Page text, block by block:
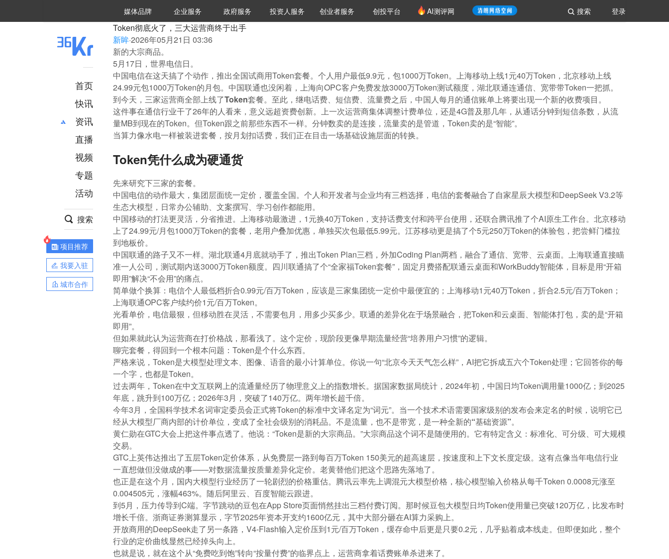
登录
搜索
媒体品牌 36Kr研究院
企业服务 城市之窗
政府服务 VClub投资机构库
投资机构职位推介
投资人服务 创投氪堂
创业者服务 创投平台 AI测评网
首页
快讯
资讯
推荐
财经
项目推荐
安徽
直播
视频
专题
活动
搜索
项目推荐
我要入驻
城市合作
Token彻底火了，三大运营商终于出手
新眸·2026年05月21日 03:36
新的大宗商品。
5月17日，世界电信日。
中国电信在这天搞了个动作，推出全国试商用Token套餐。个人用户最低9.9元，包1000万Token。上海移动上线1元40万Token，北京移动上线
24.99元包1000万Token的月包。中国联通也没闲着，上海向OPC客户免费发放3000万Token测试额度，湖北联通连通信、宽带带Token一把抓。
到今天，三家运营商全部上线了Token套餐。至此，继电话费、短信费、流量费之后，中国人每月的通信账单上将要出现一个新的收费项目。
这件事在通信行业干了26年的人看来，意义远超资费创新。上一次运营商集体调整计费单位，还是4G普及那几年，从通话分钟到短信条数，从流
量MB到现在的Token。但Token跟之前那些东西不一样。分钟数卖的是连接，流量卖的是管道，Token卖的是“智能”。
当算力像水电一样被装进套餐，按月划扣话费，我们正在目击一场基础设施层面的转换。
Token凭什么成为硬通货
先来研究下三家的套餐。
中国电信的动作最大，集团层面统一定价，覆盖全国。个人和开发者与企业均有三档选择，电信的套餐融合了自家星辰大模型和DeepSeek V3.2等
生态大模型，日常办公辅助、文案撰写、学习创作都能用。
中国移动的打法更灵活，分省推进。上海移动最激进，1元换40万Token，支持话费支付和跨平台使用，还联合腾讯推了个AI原生工作台。北京移动
上了24.99元/月包1000万Token的套餐，老用户叠加优惠，单独买次包最低5.99元。江苏移动更是搞了个5元250万Token的体验包，把尝鲜门槛拉
到地板价。
中国联通的路子又不一样。湖北联通4月底就动手了，推出Token Plan三档，外加Coding Plan两档，融合了通信、宽带、云桌面。上海联通直接瞄
准一人公司，测试期内送3000万Token额度。四川联通搞了个“全家福Token套餐”，固定月费搭配联通云桌面和WorkBuddy智能体，目标是用“开箱
即用”解决“不会用”的痛点。
简单做个换算：电信个人最低档折合0.99元/百万Token，应该是三家集团统一定价中最便宜的；上海移动1元40万Token，折合2.5元/百万Token；
上海联通OPC客户续约价1元/百万Token。
光看单价，电信最狠，但移动胜在灵活，不需要包月，用多少买多少。联通的差异化在于场景融合，把Token和云桌面、智能体打包，卖的是“开箱
即用”。
但如果就此认为运营商在打价格战，那看浅了。这个定价，现阶段更像早期流量经营“培养用户习惯”的逻辑。
聊完套餐，得回到一个根本问题：Token是个什么东西。
严格来说，Token是大模型处理文本、图像、语音的最小计算单位。你说一句“北京今天天气怎么样”，AI把它拆成五六个Token处理；它回答你的每
一个字，也都是Token。
过去两年，Token在中文互联网上的流通量经历了物理意义上的指数增长。据国家数据局统计，2024年初，中国日均Token调用量1000亿；到2025
年底，跳升到100万亿；2026年3月，突破了140万亿。两年增长超千倍。
今年3月，全国科学技术名词审定委员会正式将Token的标准中文译名定为“词元”。当一个技术术语需要国家级别的发布会来定名的时候，说明它已
经从大模型厂商内部的计价单位，变成了全社会级别的消耗品。不是流量，也不是带宽，是一种全新的“基础资源”。
黄仁勋在GTC大会上把这件事点透了。他说：“Token是新的大宗商品。”大宗商品这个词不是随便用的。它有特定含义：标准化、可分级、可大规模
交易。
GTC上英伟达推出了五层Token定价体系，从免费层一路到每百万Token 150美元的超高速层，按速度和上下文长度定级。这有点像当年电信行业
一直想做但没做成的事——对数据流量按质量差异化定价。老黄替他们把这个思路先落地了。
也正是在这个月，国内大模型行业经历了一轮剧烈的价格重估。腾讯云率先上调混元大模型价格，核心模型输入价格从每千Token 0.0008元涨至
0.004505元，涨幅463%。随后阿里云、百度智能云跟进。
到5月，压力传导到C端。字节跳动的豆包在App Store页面悄然挂出三档付费订阅。那时候豆包大模型日均Token使用量已突破120万亿，比发布时
增长千倍。浙商证券测算显示，字节2025年资本开支约1600亿元，其中大部分砸在AI算力采购上。
开放商用的DeepSeek走了另一条路，V4-Flash输入定价压到1元/百万Token，缓存命中后更是只要0.2元，几乎贴着成本线走。但即便如此，整个
行业的定价曲线显然已经掉头向上。
也就是说，就在这个从“免费吃到饱”转向“按量付费”的临界点上，运营商拿着话费账单杀进来了。